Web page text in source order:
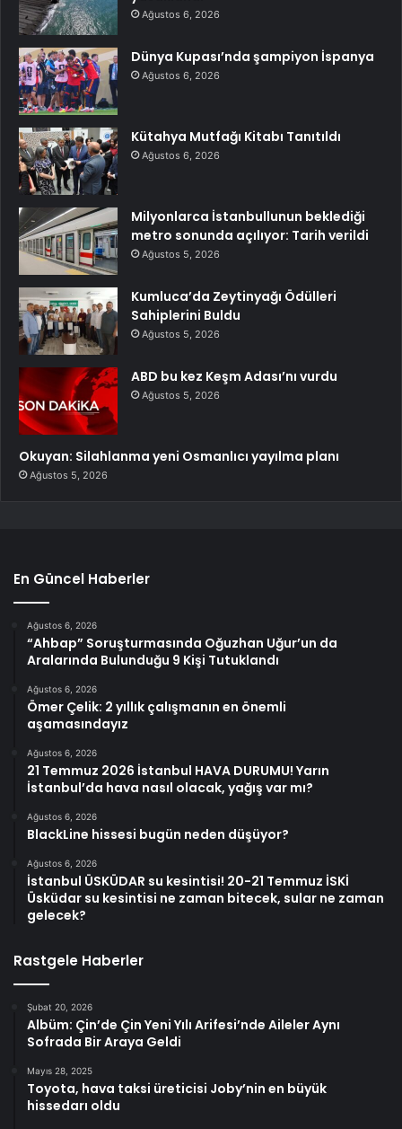
Ağustos 6, 2026
Dünya Kupası’nda şampiyon İspanya
Ağustos 6, 2026
Kütahya Mutfağı Kitabı Tanıtıldı
Ağustos 6, 2026
Milyonlarca İstanbullunun beklediği
metro sonunda açılıyor: Tarih verildi
Ağustos 5, 2026
Kumluca’da Zeytinyağı Ödülleri
Sahiplerini Buldu
Ağustos 5, 2026
ABD bu kez Keşm Adası’nı vurdu
Ağustos 5, 2026
Okuyan: Silahlanma yeni Osmanlıcı yayılma planı
Ağustos 5, 2026
En Güncel Haberler
Ağustos 6, 2026
“Ahbap” Soruşturmasında Oğuzhan Uğur’un da
Aralarında Bulunduğu 9 Kişi Tutuklandı
Ağustos 6, 2026
Ömer Çelik: 2 yıllık çalışmanın en önemli
aşamasındayız
Ağustos 6, 2026
21 Temmuz 2026 İstanbul HAVA DURUMU! Yarın
İstanbul’da hava nasıl olacak, yağış var mı?
Ağustos 6, 2026
BlackLine hissesi bugün neden düşüyor?
Ağustos 6, 2026
İstanbul ÜSKÜDAR su kesintisi! 20-21 Temmuz İSKİ
Üsküdar su kesintisi ne zaman bitecek, sular ne zaman
gelecek?
Rastgele Haberler
Şubat 20, 2026
Albüm: Çin’de Çin Yeni Yılı Arifesi’nde Aileler Aynı
Sofrada Bir Araya Geldi
Mayıs 28, 2025
Toyota, hava taksi üreticisi Joby’nin en büyük
hissedarı oldu